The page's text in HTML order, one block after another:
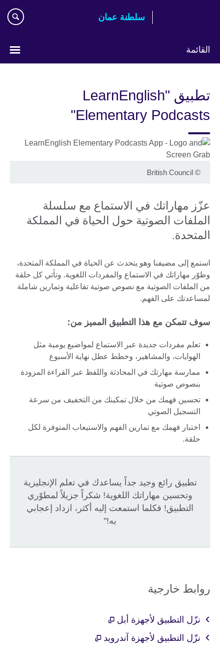
سلطنة عمان
القائمة
تطبيق "LearnEnglish
Elementary Podcasts"
©
British Council
عزّز مهاراتك في الاستماع مع سلسلة
الملفات الصوتية حول الحياة في المملكة
المتحدة.
استمع إلى مضيفنا وهو يتحدث عن الحياة في المملكة المتحدة،
وطوّر مهاراتك في الاستماع والمفردات اللغوية. وتأتي كل حلقة
من الملفات الصوتية مع نصوص صوتية تفاعلية وتمارين شاملة
لمساعدتك على الفهم.
سوف تتمكن مع هذا التطبيق المميز من:
تعلم مفردات جديدة عبر الاستماع لمواضيع يومية مثل
الهوايات، والمشاهير، وخطط عطل نهاية الأسبوع
ممارسة مهارتك في المحادثة واللفظ عبر القراءة المزودة
بنصوص صوتية
تحسين فهمك من خلال تمكينك من التخفيف من سرعة
التسجيل الصوتي
اختبار فهمك مع تمارين الفهم والاستيعاب المتوفرة لكل
حلقة.
تطبيق رائع وجيد جداً يساعدك في تعلم الإنجليزية
وتحسين مهاراتك اللغوية! شكراً جزيلاً لمطوّري
التطبيق! فكلما استمعت إليه أكثر، ازداد إعجابي
به!"
روابط خارجية
نزّل التطبيق لأجهزة أبل
نزّل التطبيق لأجهزة آندرويد